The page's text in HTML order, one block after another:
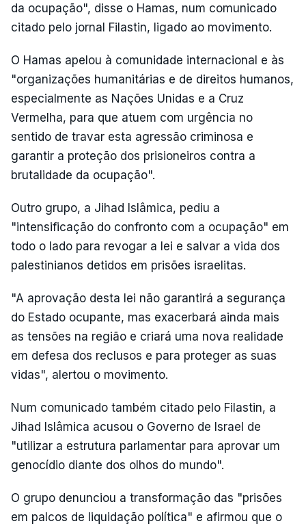
da ocupação", disse o Hamas, num comunicado
citado pelo jornal Filastin, ligado ao movimento.
O Hamas apelou à comunidade internacional e às
"organizações humanitárias e de direitos humanos,
especialmente as Nações Unidas e a Cruz
Vermelha, para que atuem com urgência no
sentido de travar esta agressão criminosa e
garantir a proteção dos prisioneiros contra a
brutalidade da ocupação".
Outro grupo, a Jihad Islâmica, pediu a
"intensificação do confronto com a ocupação" em
todo o lado para revogar a lei e salvar a vida dos
palestinianos detidos em prisões israelitas.
"A aprovação desta lei não garantirá a segurança
do Estado ocupante, mas exacerbará ainda mais
as tensões na região e criará uma nova realidade
em defesa dos reclusos e para proteger as suas
vidas", alertou o movimento.
Num comunicado também citado pelo Filastin, a
Jihad Islâmica acusou o Governo de Israel de
"utilizar a estrutura parlamentar para aprovar um
genocídio diante dos olhos do mundo".
O grupo denunciou a transformação das "prisões
em palcos de liquidação política" e afirmou que o